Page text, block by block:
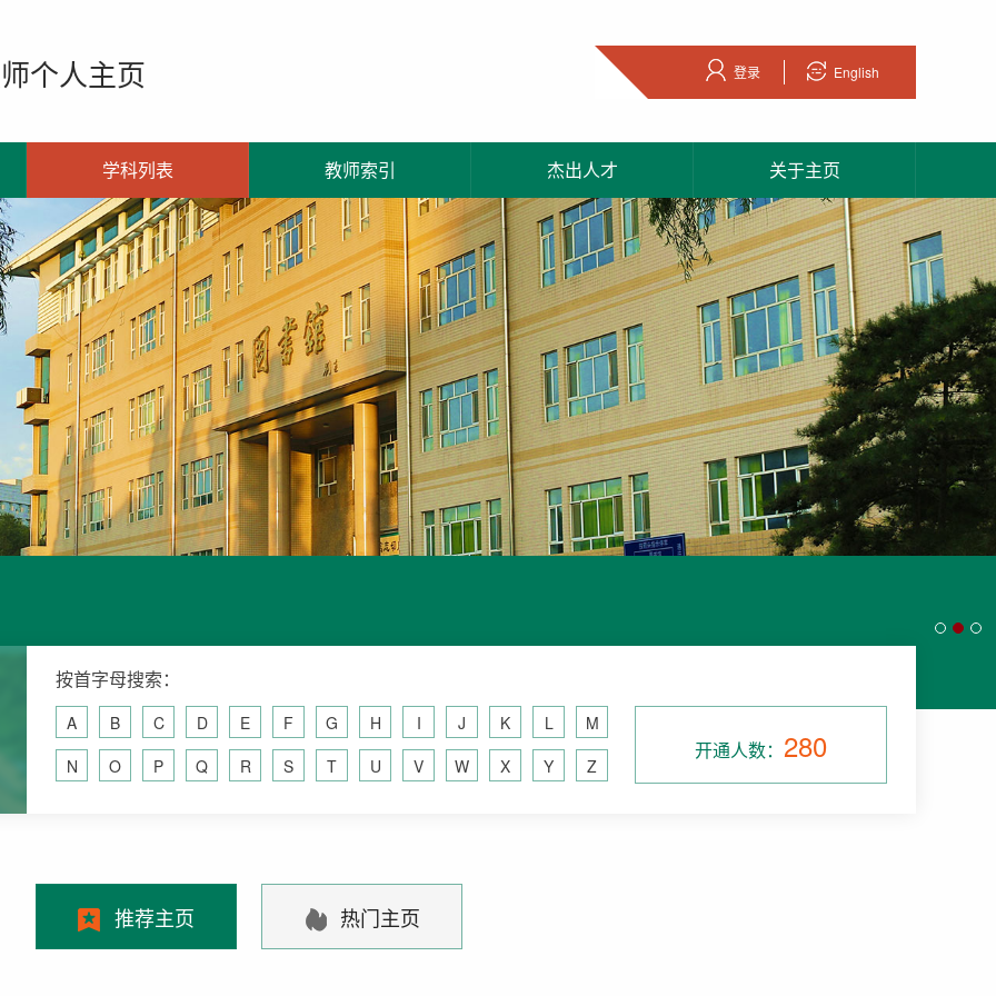
个人主页 登录 English
学科列表 教师索引 杰出人才 关于主页
按首字母搜索：
A B C D E F G H I J K L
M
N
O P Q R S T U V W X Y Z
开通人数： 280
推荐主页 热门主页